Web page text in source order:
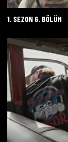
1. SEZON 6. BÖLÜM